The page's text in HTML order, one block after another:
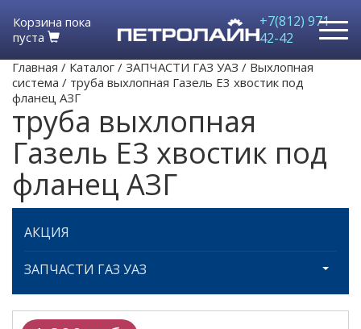
Корзина пока
пуста
+7(812) 971-
42-42
Главная / Каталог / ЗАПЧАСТИ ГАЗ УАЗ / Выхлопная
система / труба выхлопная Газель Е3 хвостик под
фланец АЗГ
труба выхлопная
Газель Е3 хвостик под
фланец АЗГ
АКЦИЯ
ЗАПЧАСТИ ГАЗ УАЗ